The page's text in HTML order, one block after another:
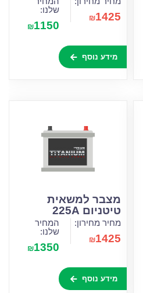
₪1425
שלנו:
₪1150
מידע נוסף
מצבר למשאית
טיטניום 225A
מחיר מחירון:
₪1425
המחיר
שלנו:
₪1350
מידע נוסף